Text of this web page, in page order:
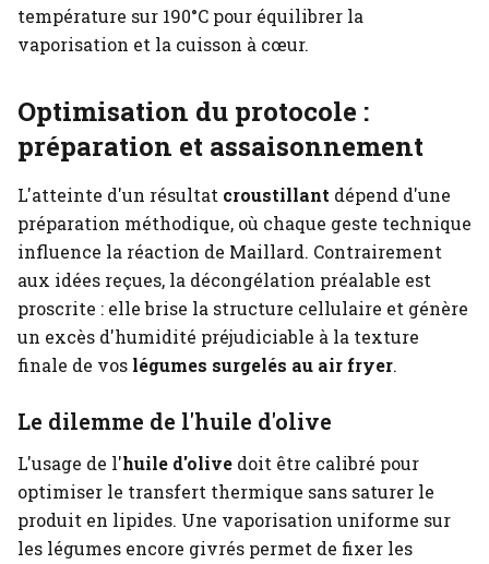
température sur 190°C pour équilibrer la
vaporisation et la cuisson à cœur.
Optimisation du protocole :
préparation et assaisonnement
L'atteinte d'un résultat croustillant dépend d'une
préparation méthodique, où chaque geste technique
influence la réaction de Maillard. Contrairement
aux idées reçues, la décongélation préalable est
proscrite : elle brise la structure cellulaire et génère
un excès d'humidité préjudiciable à la texture
finale de vos légumes surgelés au air fryer.
Le dilemme de l'huile d'olive
L'usage de l'huile d'olive doit être calibré pour
optimiser le transfert thermique sans saturer le
produit en lipides. Une vaporisation uniforme sur
les légumes encore givrés permet de fixer les